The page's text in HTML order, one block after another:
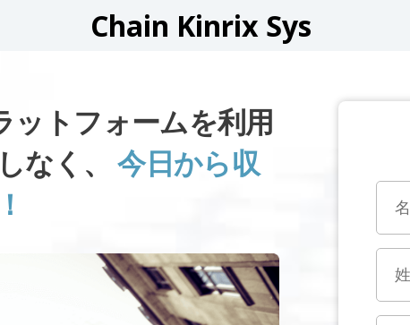
Chain Kinrix Sys
ットフォームを利用
なく、今日から収